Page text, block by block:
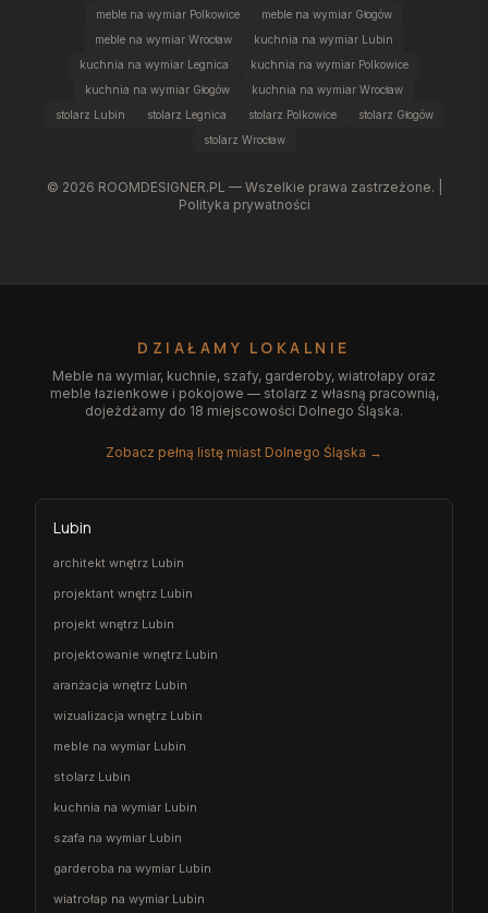
meble na wymiar Polkowice
meble na wymiar Głogów
meble na wymiar Wrocław
kuchnia na wymiar Lubin
kuchnia na wymiar Legnica
kuchnia na wymiar Polkowice
kuchnia na wymiar Głogów
kuchnia na wymiar Wrocław
stolarz Lubin
stolarz Legnica stolarz Polkowice
stolarz Głogów
stolarz Wrocław
© 2026 ROOMDESIGNER.PL — Wszelkie prawa zastrzeżone. |
Polityka prywatności
DZIAŁAMY LOKALNIE
Meble na wymiar, kuchnie, szafy, garderoby, wiatrołapy oraz
meble łazienkowe i pokojowe — stolarz z własną pracownią,
dojeżdżamy do 18 miejscowości Dolnego Śląska.
Zobacz pełną listę miast Dolnego Śląska →
Lubin
architekt wnętrz Lubin
projektant wnętrz Lubin
projekt wnętrz Lubin
projektowanie wnętrz Lubin
aranżacja wnętrz Lubin
wizualizacja wnętrz Lubin
meble na wymiar Lubin
stolarz Lubin
kuchnia na wymiar Lubin
szafa na wymiar Lubin
garderoba na wymiar Lubin
wiatrołap na wymiar Lubin